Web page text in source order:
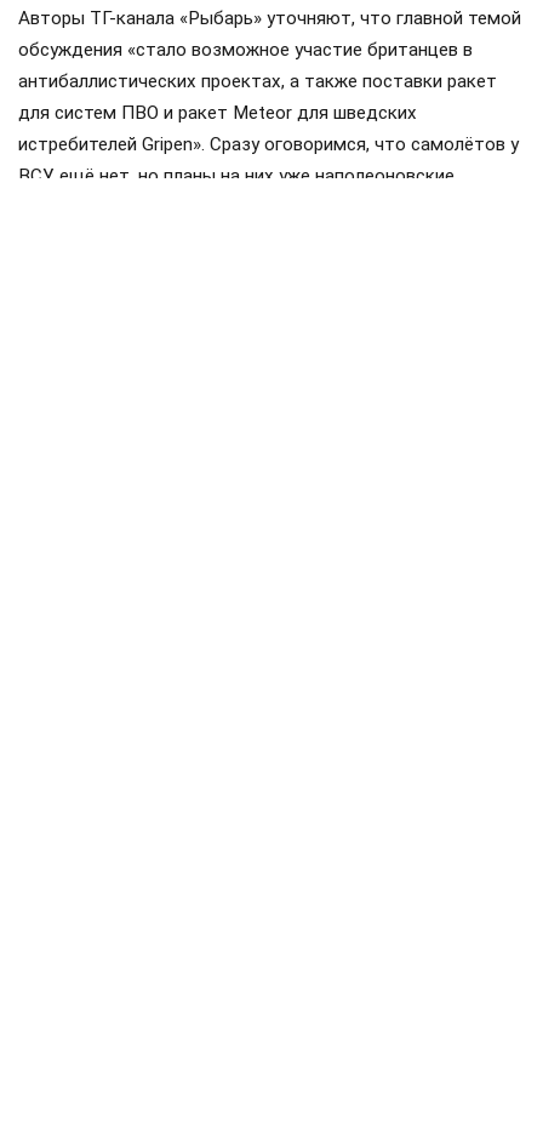
Авторы ТГ-канала «Рыбарь» уточняют, что главной темой
обсуждения «стало возможное участие британцев в
антибаллистических проектах, а также поставки ракет
для систем ПВО и ракет Meteor для шведских
истребителей Gripen». Сразу оговоримся, что самолётов у
ВСУ ещё нет, но планы на них уже наполеоновские.